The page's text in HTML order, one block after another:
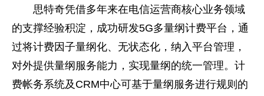
思特奇凭借多年来在电信运营商核心业务领域
的支撑经验积淀，成功研发5G多量纲计费平台，通
过将计费因子量纲化、无状态化，纳入 平台管理，
对外提供量纲服务能力，实现量纲的统一管理。计
费帐务系统及CRM中心可基于量纲服务进行规则的